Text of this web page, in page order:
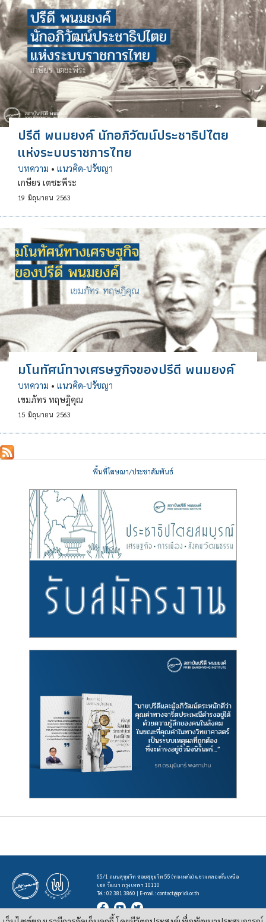
ปรีดี พนมยงค์ นักอภิวัฒน์ประชาธิปไตย
แห่งระบบราชการไทย
บทความ • แนวคิด-ปรัชญา
เกษียร เตชะพีระ
19 มิถุนายน 2563
มโนทัศน์ทางเศรษฐกิจของปรีดี พนมยงค์
บทความ • แนวคิด-ปรัชญา
เขมภัทร ทฤษฎิคุณ
15 มิถุนายน 2563
พื้นที่โฆษณา/ประชาสัมพันธ์
65/1 ถนนสุขุมวิท ซอยสุขุมวิท 55 (ทองหล่อ) แขวง คลองตันเหนือ
เขต วัฒนา กรุงเทพฯ 10110
Tel : 02 381 3860 | E-mail :contact@pridi.or.th